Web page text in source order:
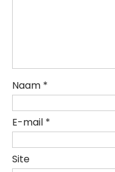
Naam *
E-mail *
Site